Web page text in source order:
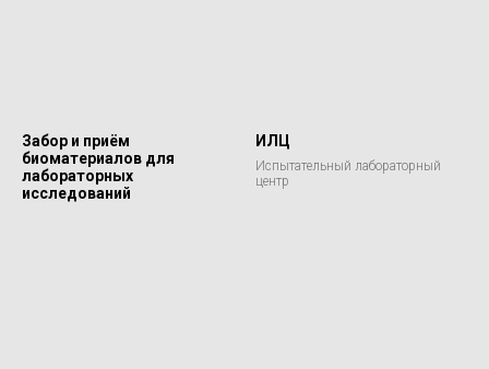
Забор и приём
биоматериалов для
лабораторных
исследований
ИЛЦ
Испытательный лабораторный
центр